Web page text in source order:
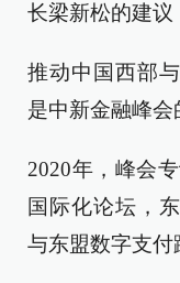
长梁新松的建议
推动中国西部
是中新金融峰会
2020年，峰会
国际化论坛，
与东盟数字支付